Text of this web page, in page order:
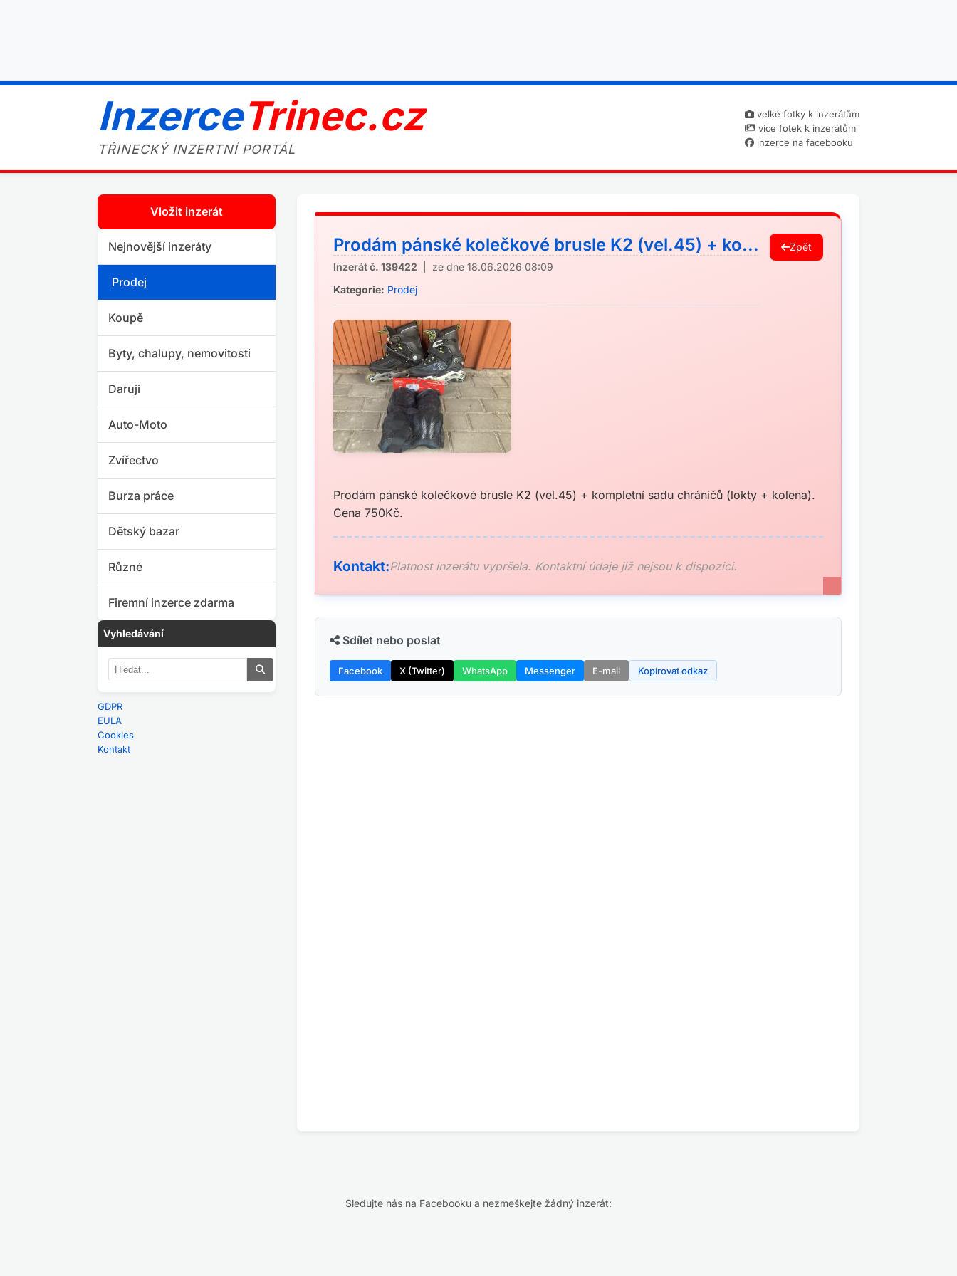
InzerceTrinec.cz
TŘINECKÝ INZERTNÍ PORTÁL
velké fotky k inzerátům
více fotek k inzerátům
inzerce na facebooku
Vložit inzerát
Nejnovější inzeráty
Prodej
Koupě
Byty, chalupy, nemovitosti
Daruji
Auto-Moto
Zvířectvo
Burza práce
Dětský bazar
Různé
Firemní inzerce zdarma
Vyhledávání
GDPR
EULA
Cookies
Kontakt
Prodám pánské kolečkové brusle K2 (vel.45) + ko...
Inzerát č. 139422 | ze dne 18.06.2026 08:09
Kategorie: Prodej
Zpět
Prodám pánské kolečkové brusle K2 (vel.45) + kompletní sadu chráničů (lokty + kolena).
Cena 750Kč.
Kontakt:Platnost inzerátu vypršela. Kontaktní údaje již nejsou k dispozici.
Sdílet nebo poslat
Facebook X (Twitter) WhatsApp Messenger E-mail Kopírovat odkaz
Sledujte nás na Facebooku a nezmeškejte žádný inzerát: